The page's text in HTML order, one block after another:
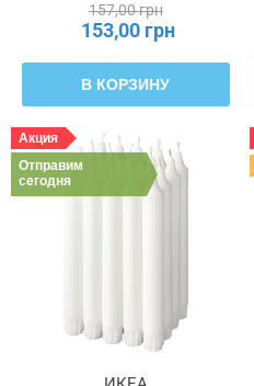
157,00 грн
153,00 грн
В КОРЗИНУ
Акция
Отправим
сегодня